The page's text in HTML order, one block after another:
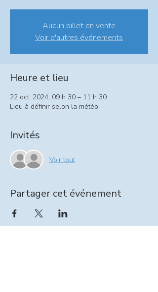
Aucun billet en vente
Voir d'autres événements
Heure et lieu
22 oct. 2024, 09 h 30 – 11 h 30
Lieu à définir selon la météo
Invités
Voir tout
Partager cet événement